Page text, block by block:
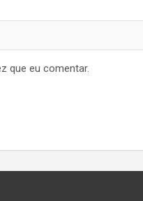
que eu comentar.